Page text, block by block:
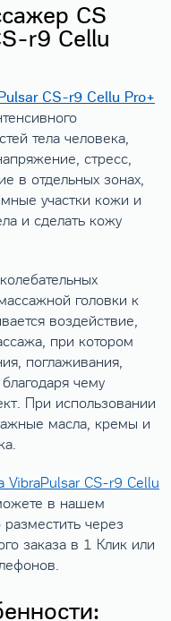
CS
r9 Cellu
CS-r9 Cellu Pro+
тела человека,
стресс,
в отдельных зонах,
участки кожи и
и сделать кожу
головки к
воздействие,
при котором
поглаживания,
чему
При использовании
масла, кремы и
VibraPulsar CS-r9 Cellu
в нашем
через
заказа в 1 Клик или